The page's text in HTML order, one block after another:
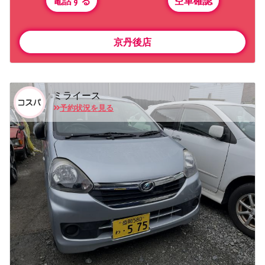
京丹後店
ミライース
予約状況を見る